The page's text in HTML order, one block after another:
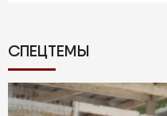
СПЕЦТЕМЫ